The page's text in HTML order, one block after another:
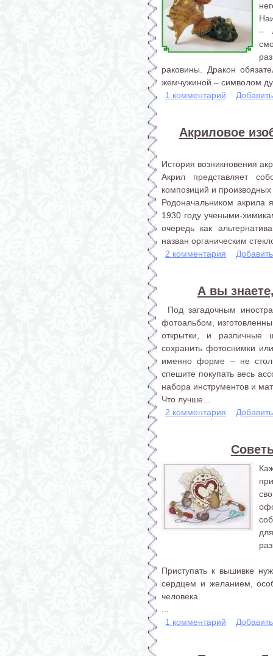
–
раковины. Дракон
жемчужиной – символом
1 комментарий
Акриловое
История возникновения
Акрил представляет
композиций и
Родоначальником акрила
1930 году учеными-
очередь как
назван органическим
2 комментария
А вы
Под загадочным
фотоальбом,
открытки, и различные
сохранить фотоснимки
именно форме – не
спешите покупать весь
набора инструментов и
Что лучше...
2 комментария
Приступать к вышивке
сердцем и желанием,
человека.
1 комментарий